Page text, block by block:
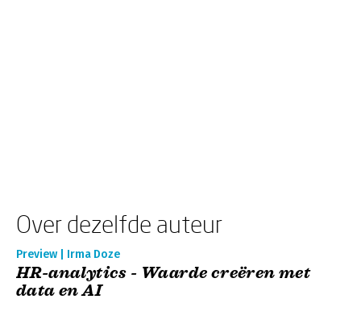
Over dezelfde auteur
Preview | Irma Doze
HR-analytics - Waarde creëren met
data en AI